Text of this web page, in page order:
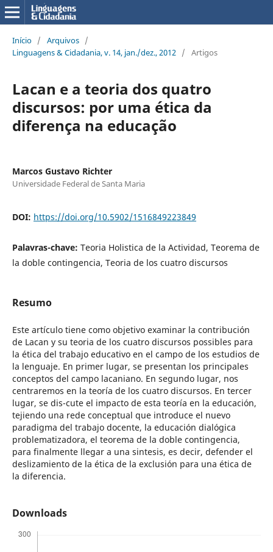
Início / Arquivos /
Linguagens & Cidadania, v. 14, jan./dez., 2012 / Artigos
Lacan e a teoria dos quatro
discursos: por uma ética da
diferença na educação
Marcos Gustavo Richter
Universidade Federal de Santa Maria
DOI: https://doi.org/10.5902/1516849223849
Palavras-chave: Teoria Holistica de la Actividad, Teorema de
la doble contingencia, Teoria de los cuatro discursos
Resumo
Este artículo tiene como objetivo examinar la contribución
de Lacan y su teoria de los cuatro discursos possibles para
la ética del trabajo educativo en el campo de los estudios de
la lenguaje. En primer lugar, se presentan los principales
conceptos del campo lacaniano. En segundo lugar, nos
centraremos en la teoría de los cuatro discursos. En tercer
lugar, se dis-cute el impacto de esta teoría en la educación,
tejiendo una rede conceptual que introduce el nuevo
paradigma del trabajo docente, la educación dialógica
problematizadora, el teorema de la doble contingencia,
para finalmente llegar a una sintesis, es decir, defender el
deslizamiento de la ética de la exclusión para una ética de
la diferencia.
Downloads